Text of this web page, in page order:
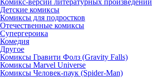
Детские комиксы
Комиксы для подростков
Отечественные комиксы
Супергероика
Комедия
Другое
Комиксы Гравити Фолз (Gravity Falls)
Комиксы Marvel Universe
Комиксы Человек-паук (Spider-Man)